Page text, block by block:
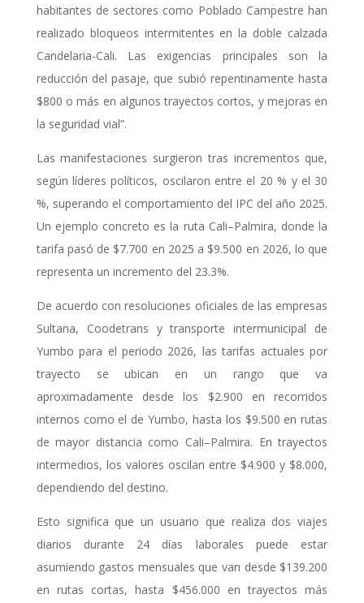
habitantes de sectores como Poblado Campestre han
realizado bloqueos intermitentes en la doble calzada
Candelaria-Cali. Las exigencias principales son la
reducción del pasaje, que subió repentinamente hasta
$800 o más en algunos trayectos cortos, y mejoras en
la seguridad vial”.
Las manifestaciones surgieron tras incrementos que,
según líderes políticos, oscilaron entre el 20 % y el 30
%, superando el comportamiento del IPC del año 2025.
Un ejemplo concreto es la ruta Cali–Palmira, donde la
tarifa pasó de $7.700 en 2025 a $9.500 en 2026, lo que
representa un incremento del 23.3%.
De acuerdo con resoluciones oficiales de las empresas
Sultana, Coodetrans y transporte intermunicipal de
Yumbo para el periodo 2026, las tarifas actuales por
trayecto se ubican en un rango que va
aproximadamente desde los $2.900 en recorridos
internos como el de Yumbo, hasta los $9.500 en rutas
de mayor distancia como Cali–Palmira. En trayectos
intermedios, los valores oscilan entre $4.900 y $8.000,
dependiendo del destino.
Esto significa que un usuario que realiza dos viajes
diarios durante 24 días laborales puede estar
asumiendo gastos mensuales que van desde $139.200
en rutas cortas, hasta $456.000 en trayectos más